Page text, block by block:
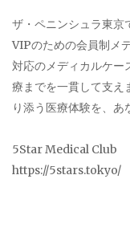
ザ・ペニンシュラ東京
VIPのための会員制メ
対応のメディカルケー
療までを一貫して支え
り添う医療体験を、あ
5Star Medical Club
https://5stars.tokyo/